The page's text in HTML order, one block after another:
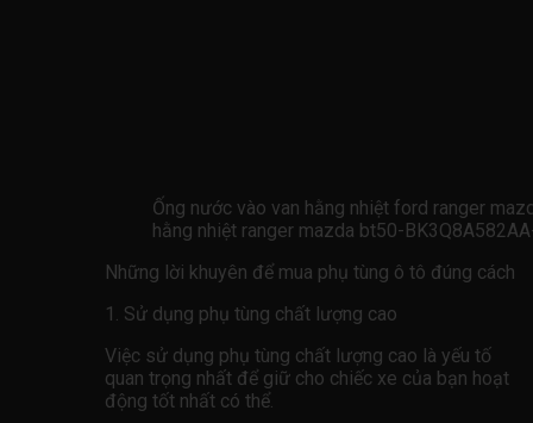
Ống nước vào van hằng nhiệt ford ranger
hằng nhiệt ranger mazda bt50-
Những lời khuyên để mua phụ tùng ô tô đúng cách
1. Sử dụng phụ tùng chất lượng cao
Việc sử dụng phụ tùng chất lượng cao là yếu tố
quan trọng nhất để giữ cho chiếc xe của bạn hoạt
động tốt nhất có thể.